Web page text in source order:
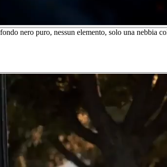
nero puro, nessun elemento, solo una nebbia